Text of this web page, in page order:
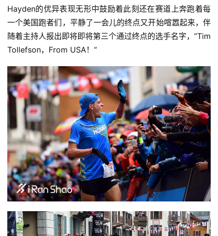
Hayden的优异表现无形中鼓励着此刻还在赛道上奔跑着每
一个美国跑者们，平静了一会儿的终点又开始喧嚣起来，伴
随着主持人报出即将即将第三个通过终点的选手名字，”Tim
Tollefson，From USA！“